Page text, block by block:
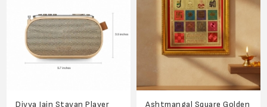
Divya Jain Stavan Player
Ashtmangal Square Golden